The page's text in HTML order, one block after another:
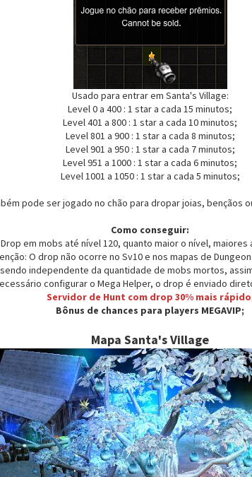
Usado para entrar em Santa's Village:
Level 0 a 400 : 1 star a cada 15 minutos;
Level 401 a 800 : 1 star a cada 10 minutos;
Level 801 a 900 : 1 star a cada 8 minutos;
Level 901 a 950 : 1 star a cada 7 minutos;
Level 951 a 1000 : 1 star a cada 6 minutos;
Level 1001 a 1050 : 1 star a cada 5 minutos;
pode ser jogado no chão para dropar joias, bençãos
Como conseguir:
Drop em mobs até nível 120, quanto maior o nível, maiores
O drop não ocorre no Sv10 e nos mapas de
independente da quantidade de mobs mortos,
configurar o Mega Helper, o drop é enviado
Servidor de Hunt com drop 30% mais
Bônus de chances para players MEGAVIP;
Mapa Santa's Village